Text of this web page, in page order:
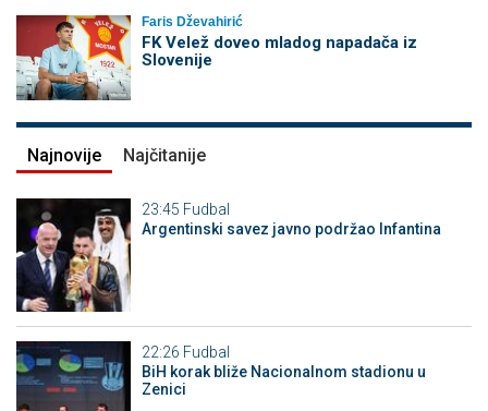
Faris Dževahirić
FK Velež doveo mladog napadača iz
Slovenije
Najnovije Najčitanije
23:45 Fudbal
Argentinski savez javno podržao Infantina
22:26 Fudbal
BiH korak bliže Nacionalnom stadionu u
Zenici